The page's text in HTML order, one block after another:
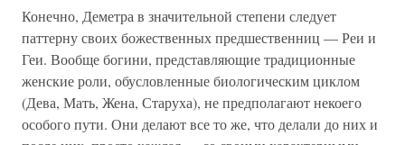
Конечно, Деметра в значительной степени следует
паттерну своих божественных предшественниц — Реи и
Геи. Вообще богини, представляющие традиционные
женские роли, обусловленные биологическим циклом
(Дева, Мать, Жена, Старуха), не предполагают некоего
особого пути. Они делают все то же, что делали до них и